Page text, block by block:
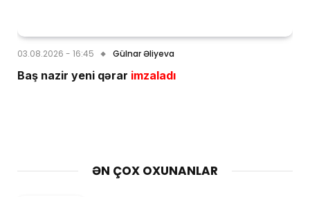
03.08.2026 - 16:45 Gülnar Əliyeva
Baş nazir yeni qərar imzaladı
ƏN ÇOX OXUNANLAR